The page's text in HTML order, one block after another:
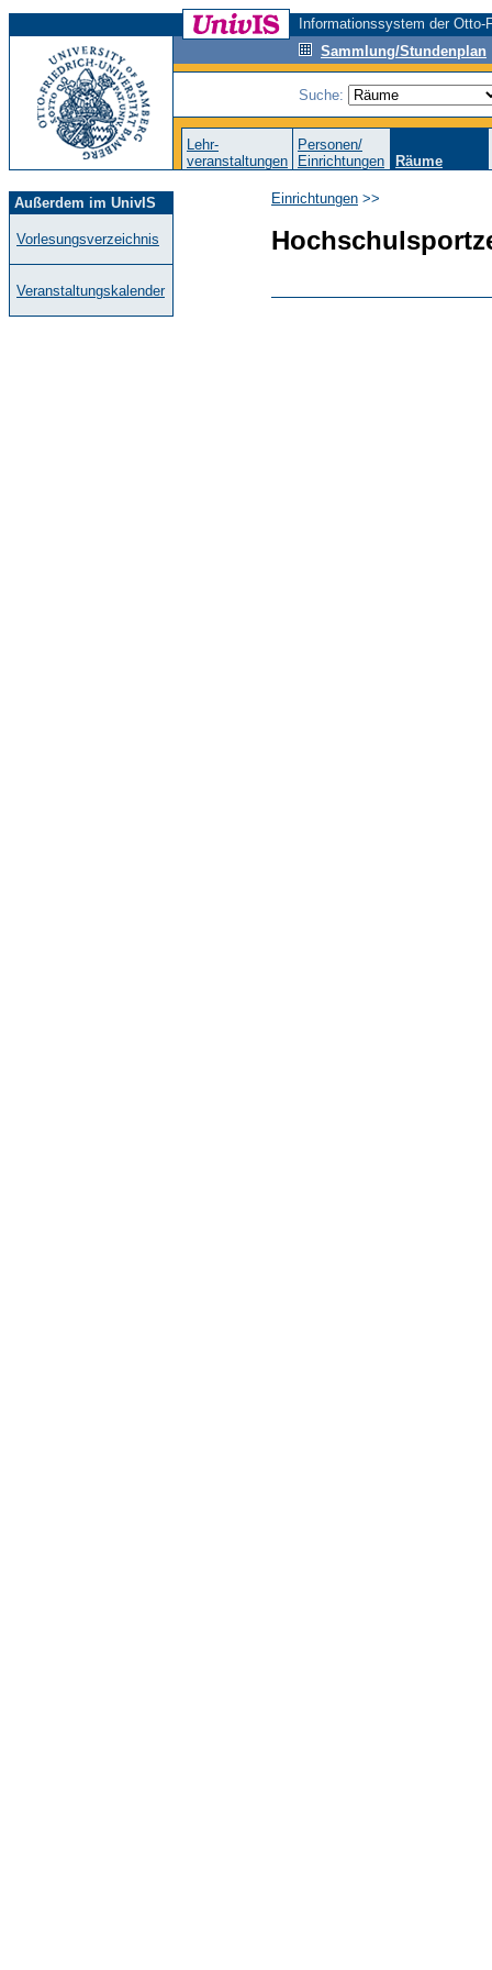
Informationssystem der
Sammlung/Stundenplan
Suche:
Lehr-
veranstaltungen
Personen/
Einrichtungen
Räume
Außerdem im UnivIS
Vorlesungsverzeichnis
Veranstaltungskalender
Einrichtungen >>